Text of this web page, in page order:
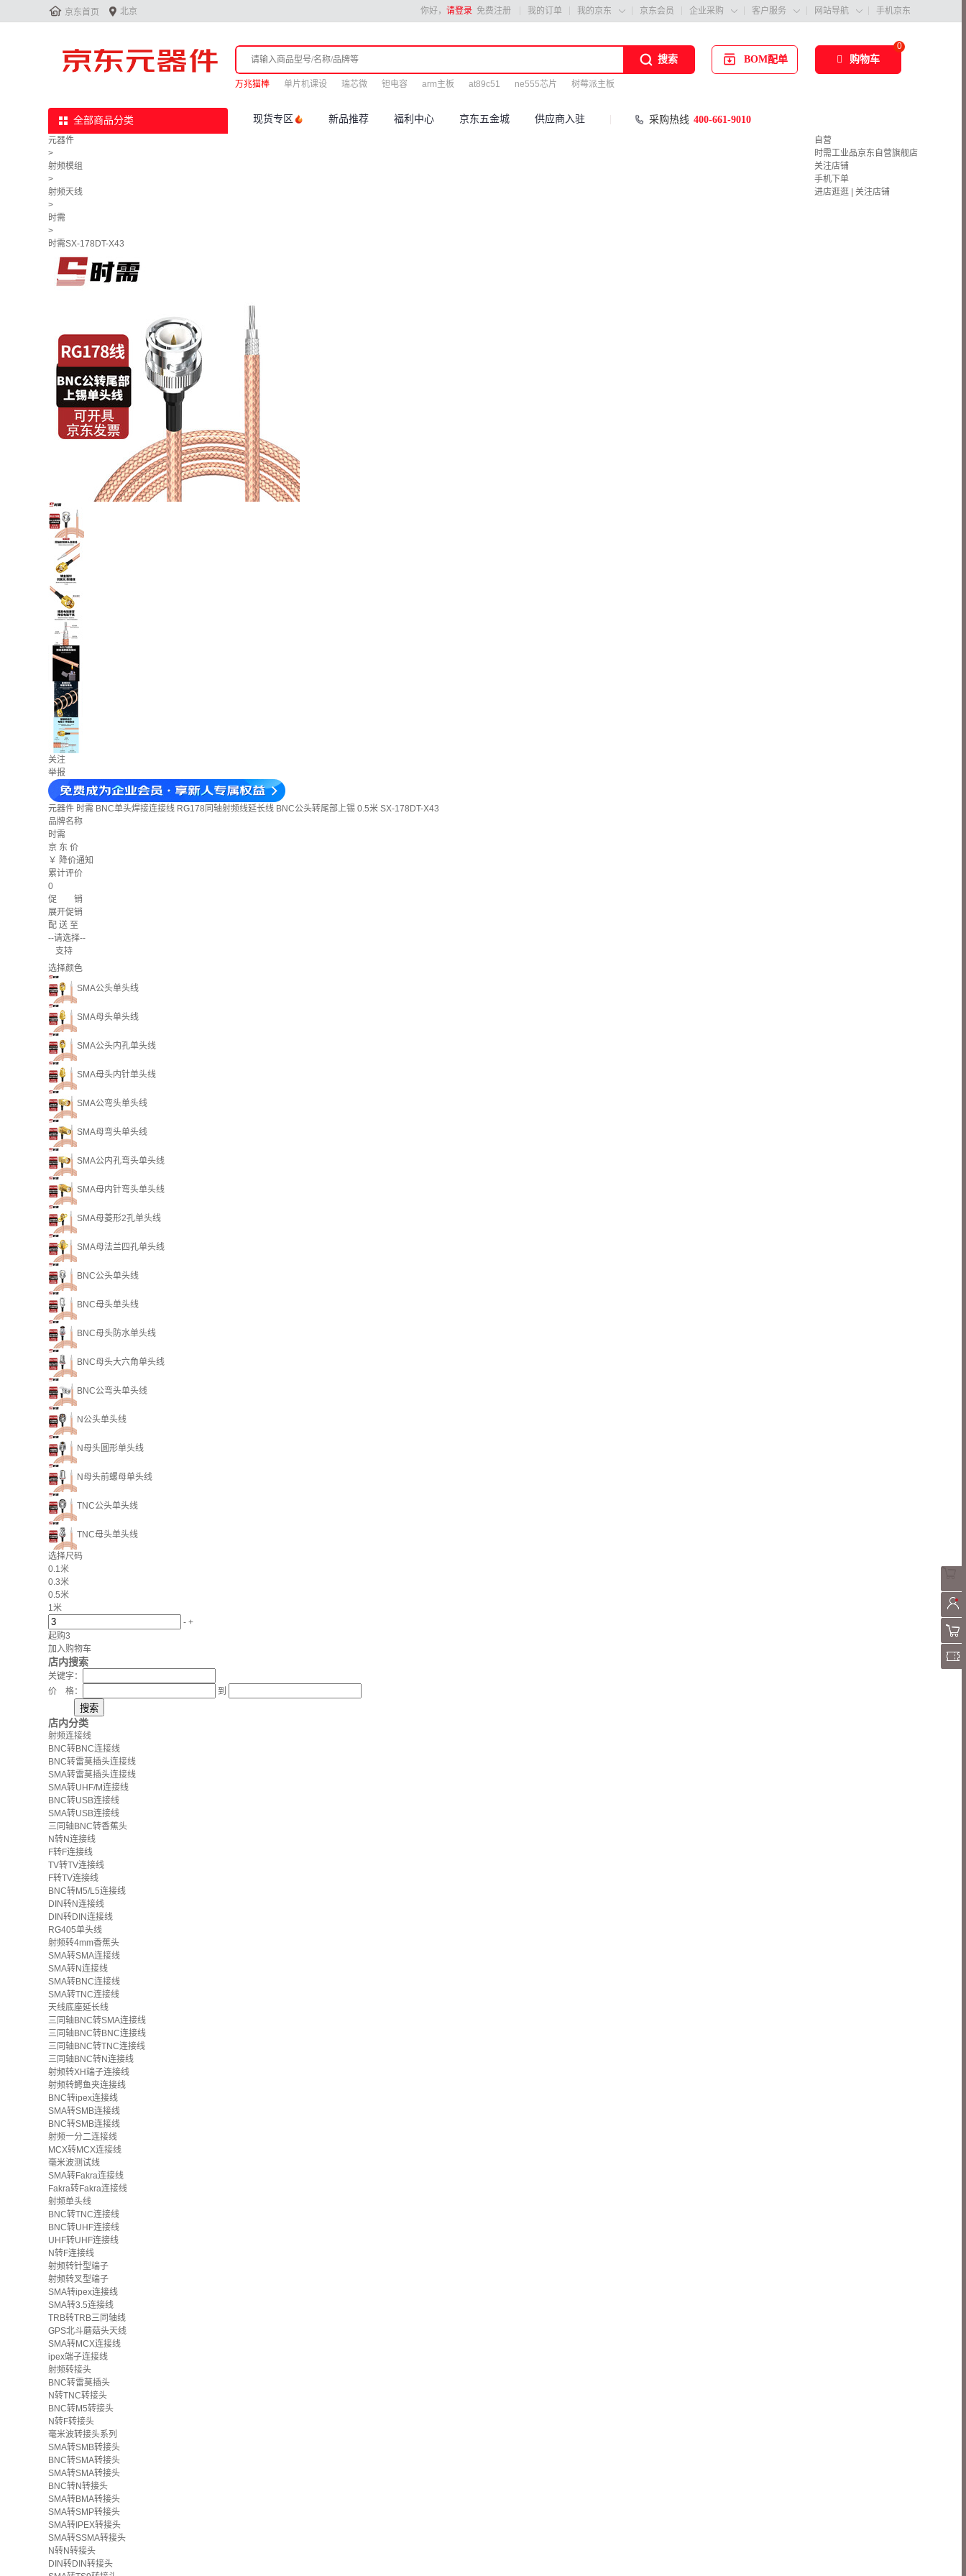
 京东首页  北京 你好， 请登录 免费注册 我的订单 我的京东  京东会员 企业采购  客户服务  网站导航  手机京东
搜索
万兆猫棒 单片机课设 瑞芯微 钽电容 arm主板 at89c51 ne555芯片 树莓派主板
BOM配单
0
购物车
全部商品分类 现货专区 新品推荐 福利中心 京东五金城 供应商入驻 采购热线 400-661-9010
元器件
>
射频模组
>
射频天线
>
时需
>
时需SX-178DT-X43
自营
时需工业品京东自营旗舰店
关注店铺
手机下单
进店逛逛
关注店铺
关注
举报
元器件 时需 BNC单头焊接连接线 RG178同轴射频线延长线 BNC公头转尾部上锡 0.5米 SX-178DT-X43
品牌名称
时需
京 东 价
￥ 降价通知
累计评价
0
促 销
展开促销
配 送 至
--请选择--
支持
选择颜色
SMA公头单头线
SMA母头单头线
SMA公头内孔单头线
SMA母头内针单头线
SMA公弯头单头线
SMA母弯头单头线
SMA公内孔弯头单头线
SMA母内针弯头单头线
SMA母菱形2孔单头线
SMA母法兰四孔单头线
BNC公头单头线
BNC母头单头线
BNC母头防水单头线
BNC母头大六角单头线
BNC公弯头单头线
N公头单头线
N母头圆形单头线
N母头前螺母单头线
TNC公头单头线
TNC母头单头线
选择尺码
0.1米
0.3米
0.5米
1米
- +
起购3
加入购物车
店内搜索
关键字：
价 格：
到
店内分类
射频连接线
BNC转BNC连接线
BNC转雷莫插头连接线
SMA转雷莫插头连接线
SMA转UHF/M连接线
BNC转USB连接线
SMA转USB连接线
三同轴BNC转香蕉头
N转N连接线
F转F连接线
TV转TV连接线
F转TV连接线
BNC转M5/L5连接线
DIN转N连接线
DIN转DIN连接线
RG405单头线
射频转4mm香蕉头
SMA转SMA连接线
SMA转N连接线
SMA转BNC连接线
SMA转TNC连接线
天线底座延长线
三同轴BNC转SMA连接线
三同轴BNC转BNC连接线
三同轴BNC转TNC连接线
三同轴BNC转N连接线
射频转XH端子连接线
射频转鳄鱼夹连接线
BNC转ipex连接线
SMA转SMB连接线
BNC转SMB连接线
射频一分二连接线
MCX转MCX连接线
毫米波测试线
SMA转Fakra连接线
Fakra转Fakra连接线
射频单头线
BNC转TNC连接线
BNC转UHF连接线
UHF转UHF连接线
N转F连接线
射频转针型端子
射频转叉型端子
SMA转ipex连接线
SMA转3.5连接线
TRB转TRB三同轴线
GPS北斗蘑菇头天线
SMA转MCX连接线
ipex端子连接线
射频转接头
BNC转雷莫插头
N转TNC转接头
BNC转M5转接头
N转F转接头
毫米波转接头系列
SMA转SMB转接头
BNC转SMA转接头
SMA转SMA转接头
BNC转N转接头
SMA转BMA转接头
SMA转SMP转接头
SMA转IPEX转接头
SMA转SSMA转接头
N转N转接头
DIN转DIN转接头